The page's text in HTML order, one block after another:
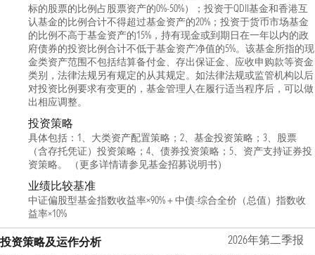
标的股票的比例占股票资产的0%-50%）；投资于QDII基金和香港互
认基金的比例合计不得超过基金资产的20%；投资于货币市场基金
的比例不高于基金资产的15%，持有现金或到期日在一年以内的政
府债券的投资比例合计不低于基金资产净值的5%。该基金所指的现
金类资产范围不包括结算备付金、存出保证金、应收申购款等资金
类别，法律法规另有规定的从其规定。如法律法规或监管机构以后
对投资比例要求有变更的，基金管理人在履行适当程序后，可以做
出相应调整。
投资策略
具体包括：1、大类资产配置策略；2、基金投资策略；3、股票
（含存托凭证）投资策略；4、债券投资策略；5、资产支持证券投
资策略。 （更多详情请参见基金招募说明书）
业绩比较基准
中证偏股型基金指数收益率×90%＋中债-综合全价（总值）指数收
益率×10%
投资策略及运作分析 2026年第二季报